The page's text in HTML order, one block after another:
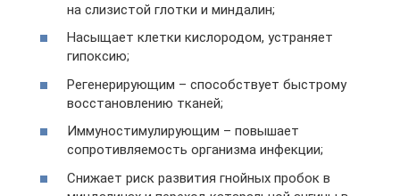
на слизистой глотки и миндалин;
Насыщает клетки кислородом, устраняет
гипоксию;
Регенерирующим – способствует быстрому
восстановлению тканей;
Иммуностимулирующим – повышает
сопротивляемость организма инфекции;
Снижает риск развития гнойных пробок в